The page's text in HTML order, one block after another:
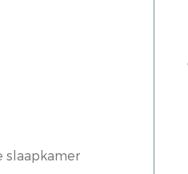
slaapkamer